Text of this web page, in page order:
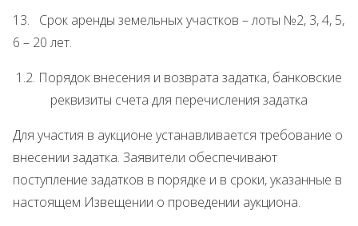
13. Срок аренды земельных участков – лоты №2, 3, 4, 5,
6 – 20 лет.
1.2. Порядок внесения и возврата задатка, банковские
реквизиты счета для перечисления задатка
Для участия в аукционе устанавливается требование о
внесении задатка. Заявители обеспечивают
поступление задатков в порядке и в сроки, указанные в
настоящем Извещении о проведении аукциона.